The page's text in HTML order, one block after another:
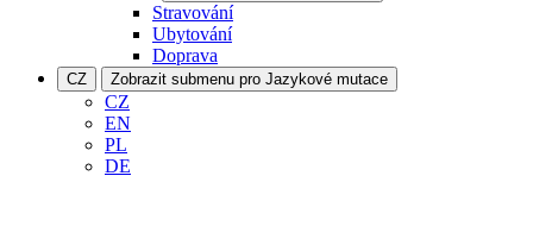
Stravování
Ubytování
Doprava
CZ Zobrazit submenu pro Jazykové mutace
CZ
EN
PL
DE